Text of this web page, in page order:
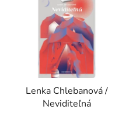
Lenka Chlebanová /
Neviditeľná